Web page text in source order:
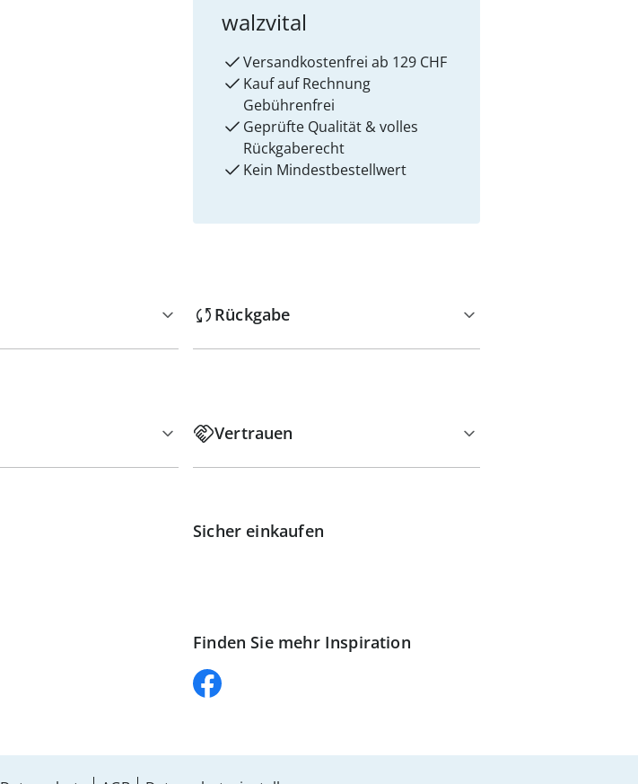
walzvital
Versandkostenfrei ab 129 CHF
Kauf auf Rechnung
Gebührenfrei
Geprüfte Qualität & volles
Rückgaberecht
Kein Mindest­bestellwert
Rückgabe
Vertrauen
Sicher einkaufen
Finden Sie mehr Inspiration